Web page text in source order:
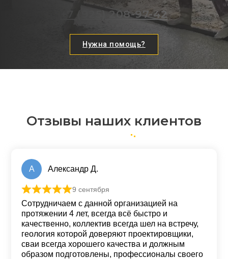
+7 (925) 208-97-42
Нужна помощь?
Отзывы наших клиентов
А Александр Д.
Оценка
9 сентября
Сотрудничаем с данной организацией на
протяжении 4 лет, всегда всё быстро и
качественно, коллектив всегда шел на встречу,
геология которой доверяют проектировщики,
сваи всегда хорошего качества и должным
образом подготовлены, профессионалы своего